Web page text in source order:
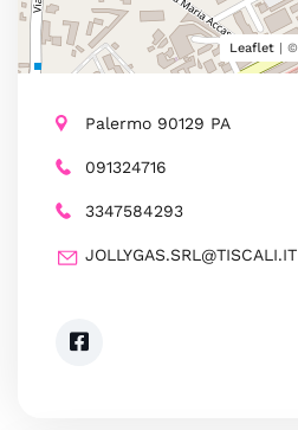
Leaflet | ©
Palermo 90129 PA
091324716
3347584293
JOLLYGAS.SRL@TISCALI.IT